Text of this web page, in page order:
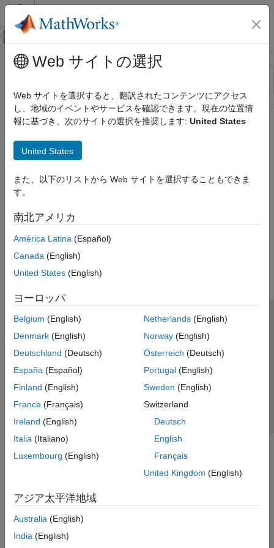
コンテンツへスキップ
オフキャンバス ナビゲーション メ
リソース
ステータス
メインコンテンツ
Web サイトの選択
Web サイトを選択すると、翻訳されたコンテンツにアクセス
し、地域のイベントやサービスを確認できます。現在の位置情
報に基づき、次のサイトの選択を推奨します: United States
United States
また、以下のリストから Web サイトを選択することもできま
す。
南北アメリカ
América Latina (Español)
Canada (English)
United States (English)
ヨーロッパ
Belgium (English)
Denmark (English)
Deutschland (Deutsch)
España (Español)
Finland (English)
France (Français)
Ireland (English)
Italia (Italiano)
Luxembourg (English)
Netherlands(English)
Norway(English)
Österreich (Deutsch)
Portugal(English)
Sweden (English)
Switzerland
Deutsch
English
Français
United Kingdom (English)
アジア太平洋地域
Australia (English)
India (English)
トラストセンター
プライバシー ポリシー
違法コピー防止
アプリケーション ステータス
© 1994-2026 The MathWorks, Inc.